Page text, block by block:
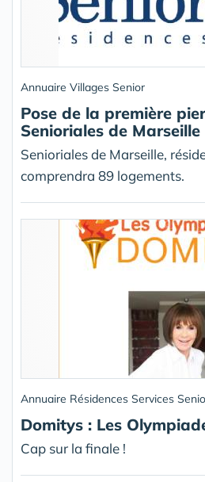
Annuaire Villages Senior
Pose de la première
Senioriales de Marseille
Senioriales de Marseille,
comprendra 89 logements.
Annuaire Résidences Services
Domitys : Les
Cap sur la finale !